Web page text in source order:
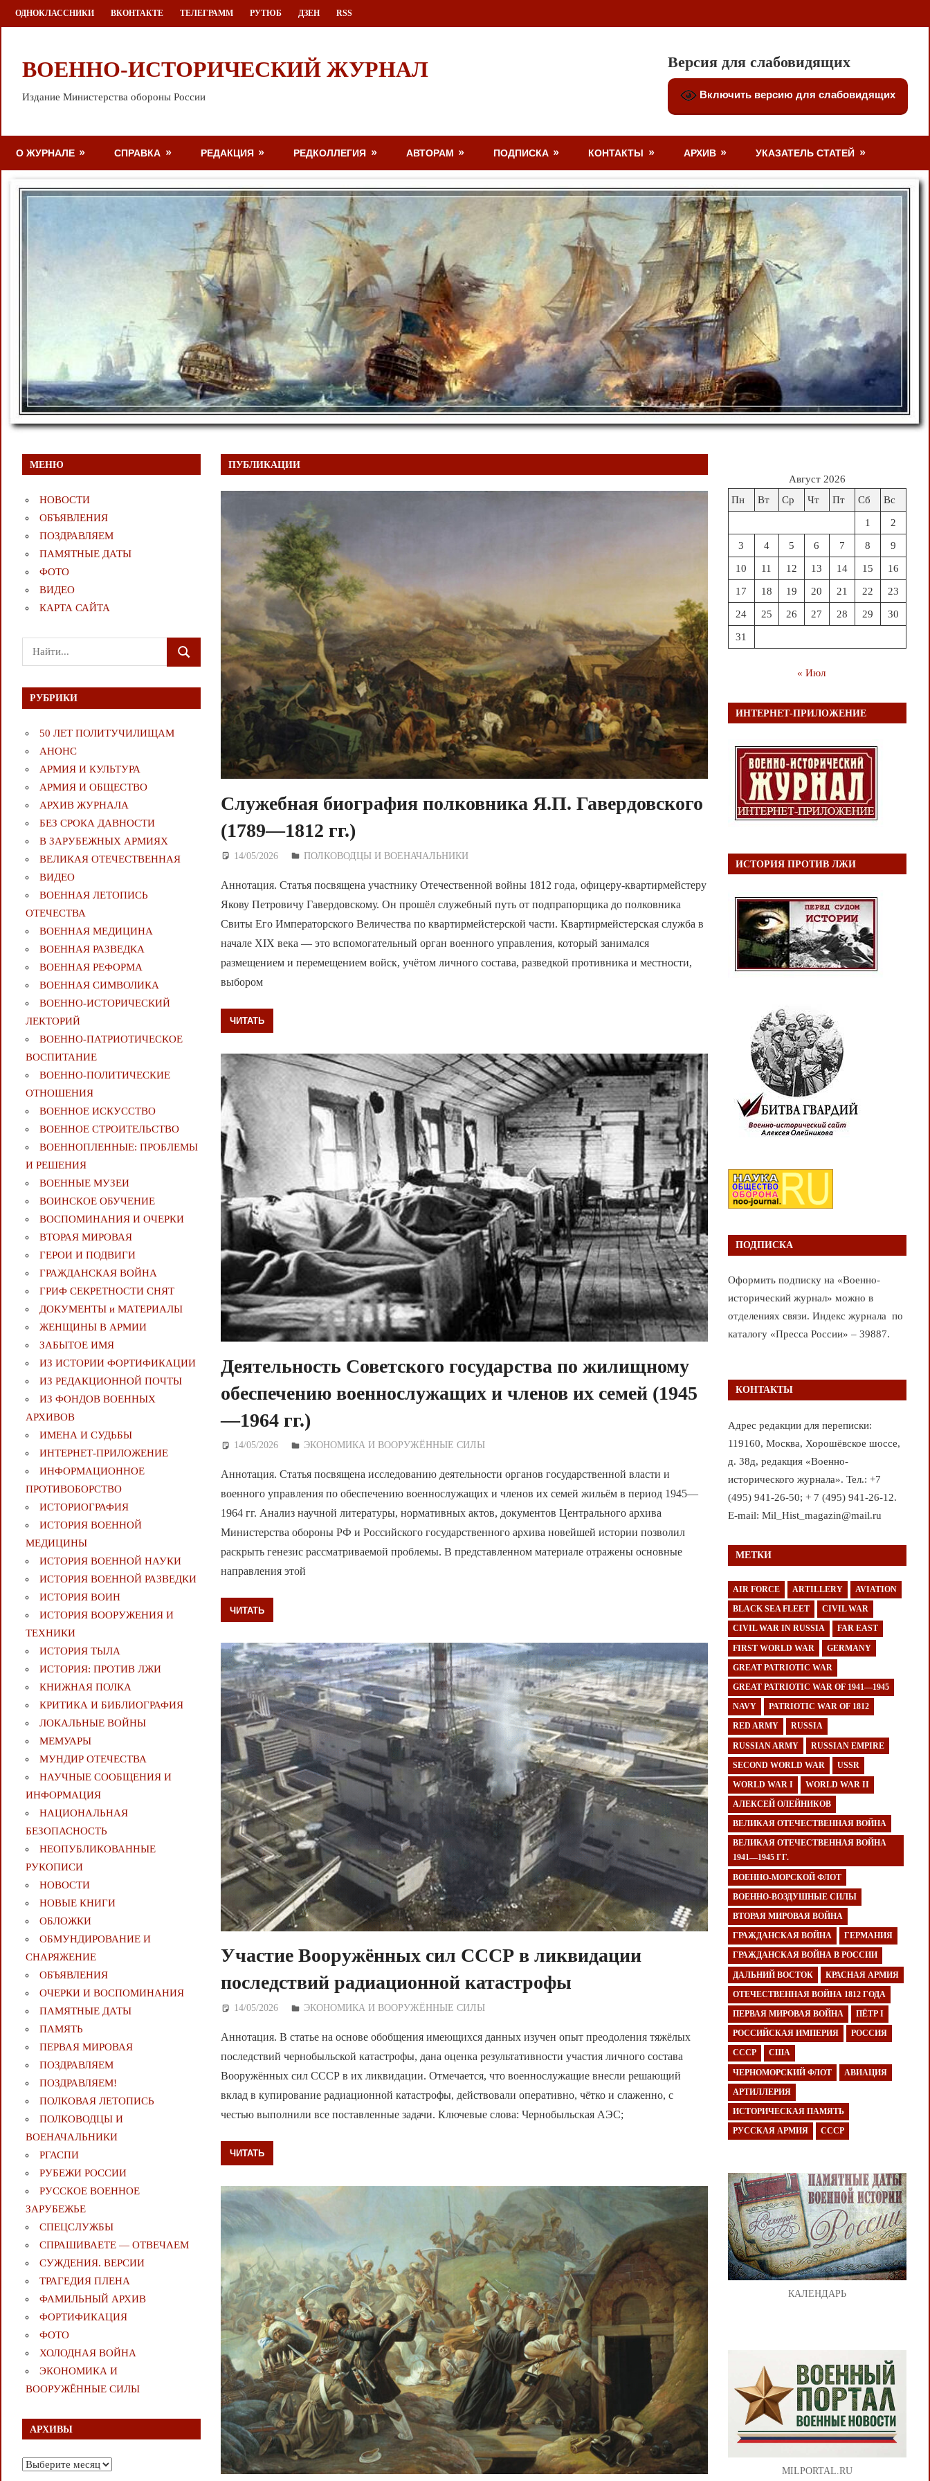
Перейти
к
ОДНОКЛАССНИКИ ВКОНТАКТЕ ТЕЛЕГРАММ РУТЮБ ДЗЕН RSS
ВОЕННО-ИСТОРИЧЕСКИЙ ЖУРНАЛ
Издание Министерства обороны России
Версия для слабовидящих
Включить версию для слабовидящих
О ЖУРНАЛЕ СПРАВКА РЕДАКЦИЯ РЕДКОЛЛЕГИЯ АВТОРАМ ПОДПИСКА КОНТАКТЫ АРХИВ УКАЗАТЕЛЬ СТАТЕЙ
ПУБЛИКАЦИИ
Служебная биография полковника Я.П. Гавердовского
(1789—1812 гг.)
14/05/2026 Дежурный по Редакции
ПОЛКОВОДЦЫ И ВОЕНАЧАЛЬНИКИ
Аннотация. Статья посвящена участнику Отечественной войны 1812 года, офицеру-квартирмейстеру
Якову Петровичу Гавердовскому. Он прошёл служебный путь от подпрапорщика до полковника
Свиты Его Императорского Величества по квартирмейстерской части. Квартирмейстерская служба в
начале XIX века — это вспомогательный орган военного управления, который занимался
размещением и перемещением войск, учётом личного состава, разведкой противника и местности,
выбором
ЧИТАТЬ
Деятельность Советского государства по жилищному
обеспечению военнослужащих и членов их семей (1945
—1964 гг.)
14/05/2026 Дежурный по Редакции
ЭКОНОМИКА И ВООРУЖЁННЫЕ СИЛЫ
Аннотация. Статья посвящена исследованию деятельности органов государственной власти и
военного управления по обеспечению военнослужащих и членов их семей жильём в период 1945—
1964 гг. Анализ научной литературы, нормативных актов, документов Центрального архива
Министерства обороны РФ и Российского государственного архива новейшей истории позволил
раскрыть генезис рассматриваемой проблемы. В представленном материале отражены основные
направления этой
ЧИТАТЬ
Участие Вооружённых сил СССР в ликвидации
последствий радиационной катастрофы
14/05/2026 Дежурный по Редакции
ЭКОНОМИКА И ВООРУЖЁННЫЕ СИЛЫ
Аннотация. В статье на основе обобщения имеющихся данных изучен опыт преодоления тяжёлых
последствий чернобыльской катастрофы, дана оценка результативности участия личного состава
Вооружённых сил СССР в их ликвидации. Отмечается, что военнослужащие внесли решающий
вклад в купирование радиационной катастрофы, действовали оперативно, чётко и слаженно, с
честью выполнили все поставленные задачи. Ключевые слова: Чернобыльская АЭС;
ЧИТАТЬ
МЕНЮ
НОВОСТИ
ОБЪЯВЛЕНИЯ
ПОЗДРАВЛЯЕМ
ПАМЯТНЫЕ ДАТЫ
ФОТО
ВИДЕО
КАРТА САЙТА
Поиск
для:
ПОИСК
РУБРИКИ
50 ЛЕТ ПОЛИТУЧИЛИЩАМ
АНОНС
АРМИЯ И КУЛЬТУРА
АРМИЯ И ОБЩЕСТВО
АРХИВ ЖУРНАЛА
БЕЗ СРОКА ДАВНОСТИ
В ЗАРУБЕЖНЫХ АРМИЯХ
ВЕЛИКАЯ ОТЕЧЕСТВЕННАЯ
ВИДЕО
ВОЕННАЯ ЛЕТОПИСЬ
ОТЕЧЕСТВА
ВОЕННАЯ МЕДИЦИНА
ВОЕННАЯ РАЗВЕДКА
ВОЕННАЯ РЕФОРМА
ВОЕННАЯ СИМВОЛИКА
ВОЕННО-ИСТОРИЧЕСКИЙ
ЛЕКТОРИЙ
ВОЕННО-ПАТРИОТИЧЕСКОЕ
ВОСПИТАНИЕ
ВОЕННО-ПОЛИТИЧЕСКИE
ОТНОШЕНИЯ
ВОЕННОЕ ИСКУССТВО
ВОЕННОЕ СТРОИТЕЛЬСТВО
ВОЕННОПЛЕННЫЕ: ПРОБЛЕМЫ
И РЕШЕНИЯ
ВОЕННЫЕ МУЗЕИ
ВОИНСКОЕ ОБУЧЕНИЕ
ВОСПОМИНАНИЯ И ОЧЕРКИ
ВТОРАЯ МИРОВАЯ
ГЕРОИ И ПОДВИГИ
ГРАЖДАНСКАЯ ВОЙНА
ГРИФ СЕКРЕТНОСТИ СНЯТ
ДОКУМЕНТЫ и МАТЕРИАЛЫ
ЖЕНЩИНЫ В АРМИИ
ЗАБЫТОЕ ИМЯ
ИЗ ИСТОРИИ ФОРТИФИКАЦИИ
ИЗ РЕДАКЦИОННОЙ ПОЧТЫ
ИЗ ФОНДОВ ВОЕННЫХ
АРХИВОВ
ИМЕНА И СУДЬБЫ
ИНТЕРНЕТ-ПРИЛОЖЕНИЕ
ИНФОРМАЦИОННОЕ
ПРОТИВОБОРСТВО
ИСТОРИОГРАФИЯ
ИСТОРИЯ ВОЕННОЙ
МЕДИЦИНЫ
ИСТОРИЯ ВОЕННОЙ НАУКИ
ИСТОРИЯ ВОЕННОЙ РАЗВЕДКИ
ИСТОРИЯ ВОИН
ИСТОРИЯ ВООРУЖЕНИЯ И
ТЕХНИКИ
ИСТОРИЯ ТЫЛА
ИСТОРИЯ: ПРОТИВ ЛЖИ
КНИЖНАЯ ПОЛКА
КРИТИКА И БИБЛИОГРАФИЯ
ЛОКАЛЬНЫЕ ВОЙНЫ
МЕМУАРЫ
МУНДИР ОТЕЧЕСТВА
НАУЧНЫЕ СООБЩЕНИЯ И
ИНФОРМАЦИЯ
НАЦИОНАЛЬНАЯ
БЕЗОПАСНОСТЬ
НЕОПУБЛИКОВАННЫЕ
РУКОПИСИ
НОВОСТИ
НОВЫЕ КНИГИ
ОБЛОЖКИ
ОБМУНДИРОВАНИЕ И
СНАРЯЖЕНИЕ
ОБЪЯВЛЕНИЯ
ОЧЕРКИ И ВОСПОМИНАНИЯ
ПАМЯТНЫЕ ДАТЫ
ПАМЯТЬ
ПЕРВАЯ МИРОВАЯ
ПОЗДРАВЛЯЕМ
ПОЗДРАВЛЯЕМ!
ПОЛКОВАЯ ЛЕТОПИСЬ
ПОЛКОВОДЦЫ И
ВОЕНАЧАЛЬНИКИ
РГАСПИ
РУБЕЖИ РОССИИ
РУССКОЕ ВОЕННОЕ
ЗАРУБЕЖЬЕ
СПЕЦСЛУЖБЫ
СПРАШИВАЕТЕ — ОТВЕЧАЕМ
СУЖДЕНИЯ. ВЕРСИИ
ТРАГЕДИЯ ПЛЕНА
ФАМИЛЬНЫЙ АРХИВ
ФОРТИФИКАЦИЯ
ФОТО
ХОЛОДНАЯ ВОЙНА
ЭКОНОМИКА И
ВООРУЖЁННЫЕ СИЛЫ
АРХИВЫ
Архивы
Август 2026
Пн
Вт Ср Чт Пт Сб Вс
1 2
3 4 5 6 7 8 9
10 11 12 13 14 15 16
17 18 19 20 21 22 23
24 25 26 27 28 29 30
31
« Июл
ИНТЕРНЕТ-ПРИЛОЖЕНИЕ
ИСТОРИЯ ПРОТИВ ЛЖИ
ПОДПИСКА
Оформить подписку на «Военно-
исторический журнал» можно в
отделениях связи. Индекс журнала по
каталогу «Пресса России» – 39887.
КОНТАКТЫ
Адрес редакции для переписки:
119160, Москва, Хорошёвское шоссе,
д. 38д, редакция «Военно-
исторического журнала». Тел.: +7
(495) 941-26-50; + 7 (495) 941-26-12.
E-mail: Mil_Hist_magazin@mail.ru
МЕТКИ
AIR FORCE ARTILLERY AVIATION
BLACK SEA FLEET CIVIL WAR
CIVIL WAR IN RUSSIA FAR EAST
FIRST WORLD WAR GERMANY
GREAT PATRIOTIC WAR
GREAT PATRIOTIC WAR OF 1941—1945
NAVY PATRIOTIC WAR OF 1812
RED ARMY RUSSIA
RUSSIAN ARMY RUSSIAN EMPIRE
SECOND WORLD WAR USSR
WORLD WAR I WORLD WAR II
АЛЕКСЕЙ ОЛЕЙНИКОВ
ВЕЛИКАЯ ОТЕЧЕСТВЕННАЯ ВОЙНА
ВЕЛИКАЯ ОТЕЧЕСТВЕННАЯ ВОЙНА
1941—1945 ГГ.
ВОЕННО-МОРСКОЙ ФЛОТ
ВОЕННО-ВОЗДУШНЫЕ СИЛЫ
ВТОРАЯ МИРОВАЯ ВОЙНА
ГРАЖДАНСКАЯ ВОЙНА ГЕРМАНИЯ
ГРАЖДАНСКАЯ ВОЙНА В РОССИИ
ДАЛЬНИЙ ВОСТОК КРАСНАЯ АРМИЯ
ОТЕЧЕСТВЕННАЯ ВОЙНА 1812 ГОДА
ПЕРВАЯ МИРОВАЯ ВОЙНА ПЁТР I
РОССИЙСКАЯ ИМПЕРИЯ РОССИЯ
СССР США
ЧЕРНОМОРСКИЙ ФЛОТ АВИАЦИЯ
АРТИЛЛЕРИЯ
ИСТОРИЧЕСКАЯ ПАМЯТЬ
РУССКАЯ АРМИЯ СССР
КАЛЕНДАРЬ
MILPORTAL.RU